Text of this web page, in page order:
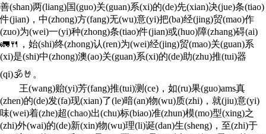
善(shan)两(liang)国(guo)关(guan)系(xi)的(de)先(xian)决(jue)条(tiao)
件(jian)，中(zhong)方(fang)无(wu)意(yi)把(ba)经(jing)贸(mao)作
(zuo)为(wei)一(yi)种(zhong)条(tiao)件(jian)或(huo)障(zhang)碍(ai)
🚛🍴，始(shi)终(zhong)认(ren)为(wei)经(jing)贸(mao)关(guan)系
(xi)是(shi)中(zhong)澳(ao)关(guan)系(xi)的(de)助(zhu)推(tui)器
(qi)🕉🤘。
王(wang)贻(yi)芳(fang)推(tui)测(ce)，如(ru)果(guo)ams真
(zhen)的(de)发(fa)现(xian)了(le)暗(an)物(wu)质(zhi)，就(jiu)意(yi)
味(wei)着(zhe)超(chao)出(chu)标(biao)准(zhun)模(mo)型(xing)之
(zhi)外(wai)的(de)新(xin)物(wu)理(li)诞(dan)生(sheng)，至(zhi)于